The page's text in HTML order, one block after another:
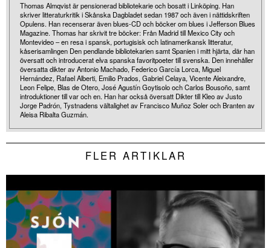
Thomas Almqvist är pensionerad bibliotekarie och bosatt i Linköping. Han
skriver litteraturkritik i Skånska Dagbladet sedan 1987 och även i nättidskriften
Opulens. Han recenserar även blues-CD och böcker om blues i Jefferson Blues
Magazine. Thomas har skrivit tre böcker: Från Madrid till Mexico City och
Montevideo – en resa i spansk, portugisisk och latinamerikansk litteratur,
kåserisamlingen Den pendlande bibliotekarien samt Spanien i mitt hjärta, där han
översatt och introducerat elva spanska favoritpoeter till svenska. Den innehåller
översatta dikter av Antonio Machado, Federico García Lorca, Miguel
Hernández, Rafael Alberti, Emilio Prados, Gabriel Celaya, Vicente Aleixandre,
Leon Felipe, Blas de Otero, José Agustín Goytisolo och Carlos Bousoño, samt
introduktioner till var och en. Han har också översatt Dikter till Kleo av Justo
Jorge Padrón, Tystnadens vältalighet av Francisco Muñoz Soler och Branten av
Aleisa Ribalta Guzmán.
FLER ARTIKLAR